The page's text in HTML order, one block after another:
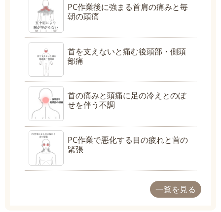
PC作業後に強まる首肩の痛みと毎
朝の頭痛
首を支えないと痛む後頭部・側頭
部痛
首の痛みと頭痛に足の冷えとのぼ
せを伴う不調
PC作業で悪化する目の疲れと首の
緊張
一覧を見る